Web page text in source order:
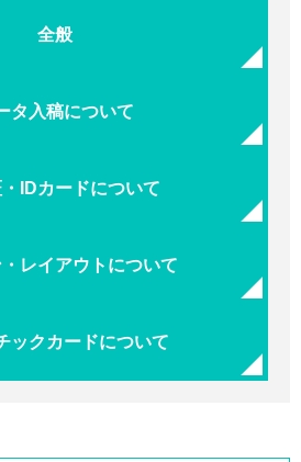
全般
タ入稿について
IDカードについて
レイアウトについて
ックカードについて